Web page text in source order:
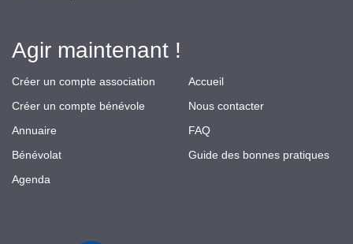
Agir maintenant !
Créer un compte association
Créer un compte bénévole
Annuaire
Bénévolat
Agenda
Accueil
Nous contacter
FAQ
Guide des bonnes pratiques